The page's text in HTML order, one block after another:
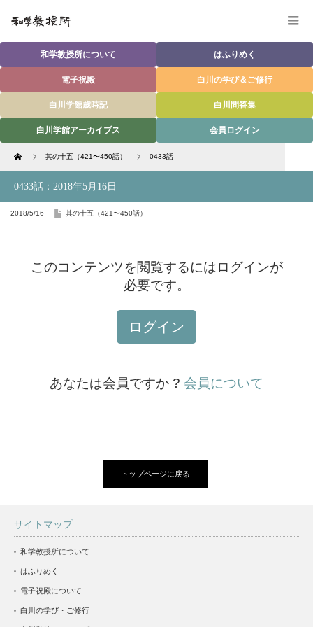
和学教授所について はふりめく
電子祝殿 白川の学び＆ご修行
白川学館歳時記 白川問答集
白川学館アーカイブス 会員ログイン
Home 其の十五（421〜450話） 0433話
0433話：2018年5月16日
2018/5/16 其の十五（421〜450話）
このコンテンツを閲覧するにはログインが
必要です。
ログイン
あなたは会員ですか ? 会員について
トップページに戻る
サイトマップ
和学教授所について
はふりめく
電子祝殿について
白川の学び・ご修行